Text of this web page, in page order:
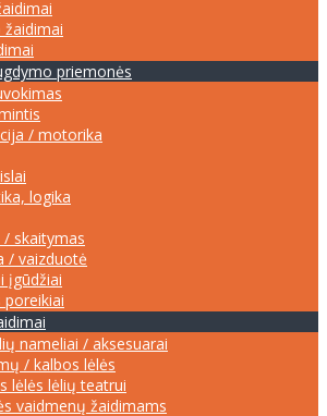
žaidimai
priemonės
/ motorika
logika
/ skaitymas
/ vaizduotė
įgūdžiai
poreikiai
nameliai / aksesuarai
/ kalbos lėlės
lėlės lėlių teatrui
vaidmenų žaidimams